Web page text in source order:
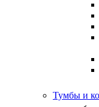
Тумбы и